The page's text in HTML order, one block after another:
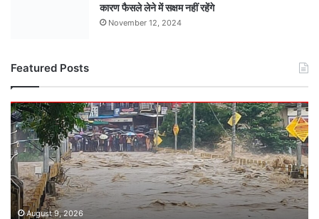
कारण फैसले लेने में सक्षम नहीं रहेंगे
November 12, 2024
Featured Posts
नर्मदा
की
प्रचंड
धार
से
थमा
मार्ग:
नर्मदाAugust 9, 2026